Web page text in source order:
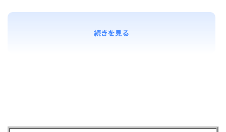
続きを見る